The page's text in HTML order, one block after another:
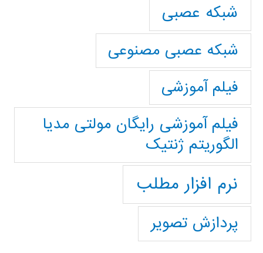
شبکه عصبی
شبکه عصبی مصنوعی
فیلم آموزشی
فیلم آموزشی رایگان مولتی مدیا
الگوریتم ژنتیک
نرم افزار مطلب
پردازش تصویر